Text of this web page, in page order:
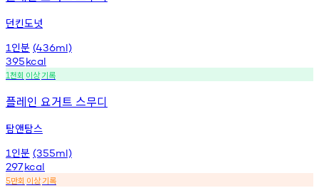
던킨도넛
1 인분 (436ml)
395kcal
1천회 이상기록
플레인 요거트 스무디
탐앤탐스
1 인분 (355ml)
297kcal
5만회 이상기록